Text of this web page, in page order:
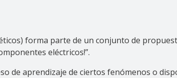
forma parte de un conjunto de
eléctricos!”.
de aprendizaje de ciertos fenómenos o